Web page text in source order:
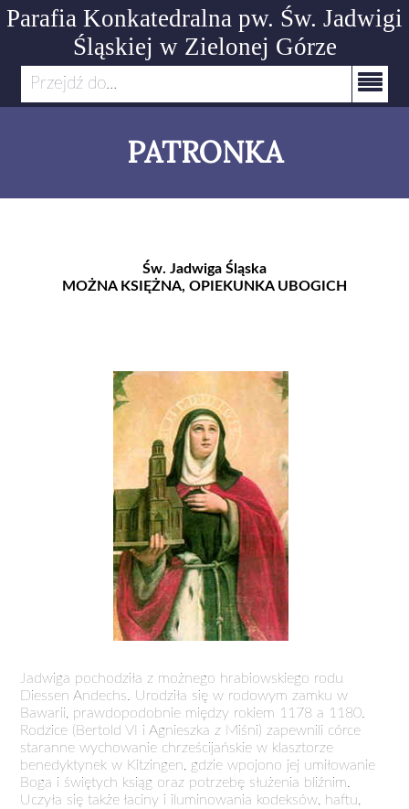
Parafia Konkatedralna pw. Św. Jadwigi
Śląskiej w Zielonej Górze
Przejdź do...
PATRONKA
Św. Jadwiga Śląska
MOŻNA KSIĘŻNA, OPIEKUNKA UBOGICH
Jadwiga pochodziła z możnego hrabiowskiego rodu
Diessen Andechs. Urodziła się w rodowym zamku w
Bawarii, prawdopodobnie między rokiem 1178 a 1180.
Rodzice (Bertold VI i Agnieszka z Miśni) zapewnili córce
staranne wychowanie chrześcijańskie w klasztorze
benedyktynek w Kitzingen, gdzie wpojono jej umiłowanie
Boga i świętych ksiąg oraz potrzebę służenia bliźnim.
Uczyła się także łaciny i iluminowania kodeksów, haftu,